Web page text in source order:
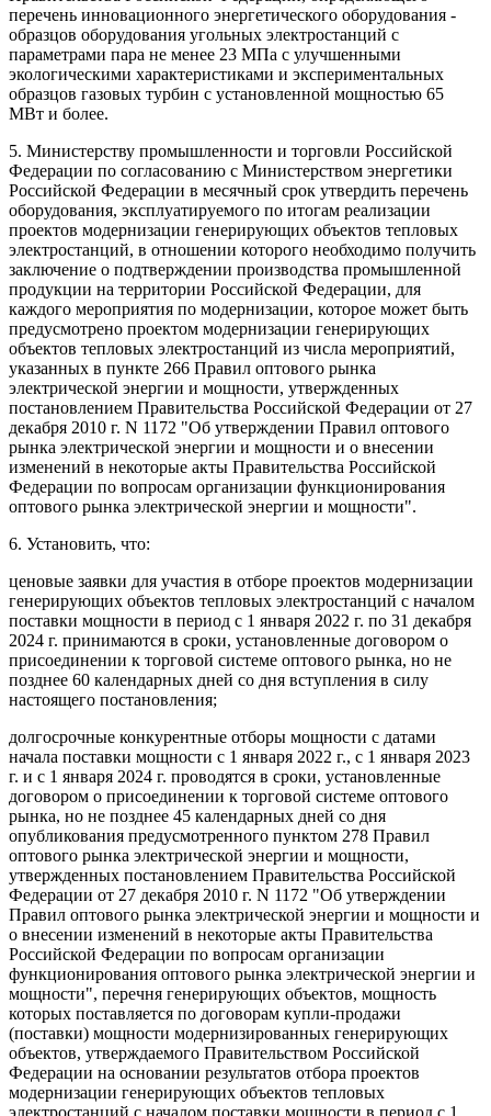
перечень инновационного энергетического оборудования -
образцов оборудования угольных электростанций с
параметрами пара не менее 23 МПа с улучшенными
экологическими характеристиками и экспериментальных
образцов газовых турбин с установленной мощностью 65
МВт и более.
5. Министерству промышленности и торговли Российской
Федерации по согласованию с Министерством энергетики
Российской Федерации в месячный срок утвердить перечень
оборудования, эксплуатируемого по итогам реализации
проектов модернизации генерирующих объектов тепловых
электростанций, в отношении которого необходимо получить
заключение о подтверждении производства промышленной
продукции на территории Российской Федерации, для
каждого мероприятия по модернизации, которое может быть
предусмотрено проектом модернизации генерирующих
объектов тепловых электростанций из числа мероприятий,
указанных в пункте 266 Правил оптового рынка
электрической энергии и мощности, утвержденных
постановлением Правительства Российской Федерации от 27
декабря 2010 г. N 1172 "Об утверждении Правил оптового
рынка электрической энергии и мощности и о внесении
изменений в некоторые акты Правительства Российской
Федерации по вопросам организации функционирования
оптового рынка электрической энергии и мощности".
6. Установить, что:
ценовые заявки для участия в отборе проектов модернизации
генерирующих объектов тепловых электростанций с началом
поставки мощности в период с 1 января 2022 г. по 31 декабря
2024 г. принимаются в сроки, установленные договором о
присоединении к торговой системе оптового рынка, но не
позднее 60 календарных дней со дня вступления в силу
настоящего постановления;
долгосрочные конкурентные отборы мощности с датами
начала поставки мощности с 1 января 2022 г., с 1 января 2023
г. и с 1 января 2024 г. проводятся в сроки, установленные
договором о присоединении к торговой системе оптового
рынка, но не позднее 45 календарных дней со дня
опубликования предусмотренного пунктом 278 Правил
оптового рынка электрической энергии и мощности,
утвержденных постановлением Правительства Российской
Федерации от 27 декабря 2010 г. N 1172 "Об утверждении
Правил оптового рынка электрической энергии и мощности и
о внесении изменений в некоторые акты Правительства
Российской Федерации по вопросам организации
функционирования оптового рынка электрической энергии и
мощности", перечня генерирующих объектов, мощность
которых поставляется по договорам купли-продажи
(поставки) мощности модернизированных генерирующих
объектов, утверждаемого Правительством Российской
Федерации на основании результатов отбора проектов
модернизации генерирующих объектов тепловых
электростанций с началом поставки мощности в период с 1